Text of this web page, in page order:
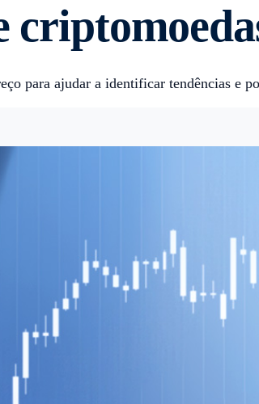
para ajudar a identificar tendências e